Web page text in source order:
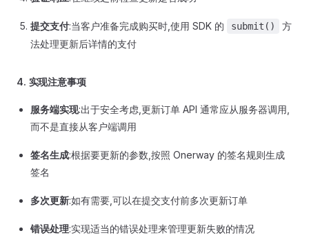
提交支付:当客户准备完成购买时,使用 SDK 的 submit()
方
法处理更新后详情的支付
4. 实现注意事项
服务端实现:出于安全考虑,更新订单 API 通常应从服务器调用,
而不是直接从客户端调用
签名生成:根据要更新的参数,按照 Onerway 的签名规则生成
签名
多次更新:如有需要,可以在提交支付前多次更新订单
错误处理:实现适当的错误处理来管理更新失败的情况